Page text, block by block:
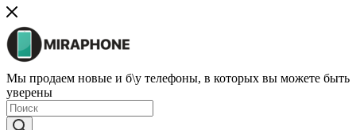
Мы продаем новые и б\у телефоны, в которых вы можете быть
уверены